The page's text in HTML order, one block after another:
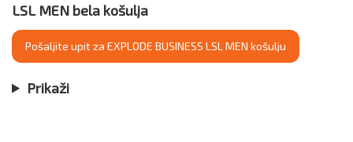
LSL MEN bela košulja
Pošaljite upit za EXPLODE BUSINESS LSL MEN košulju
Prikaži